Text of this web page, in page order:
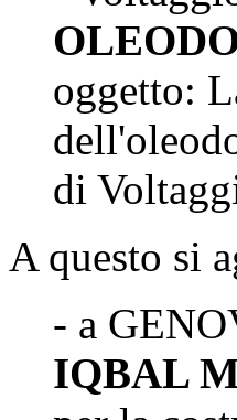
oggetto:
di
A questo si
- a
IQBAL